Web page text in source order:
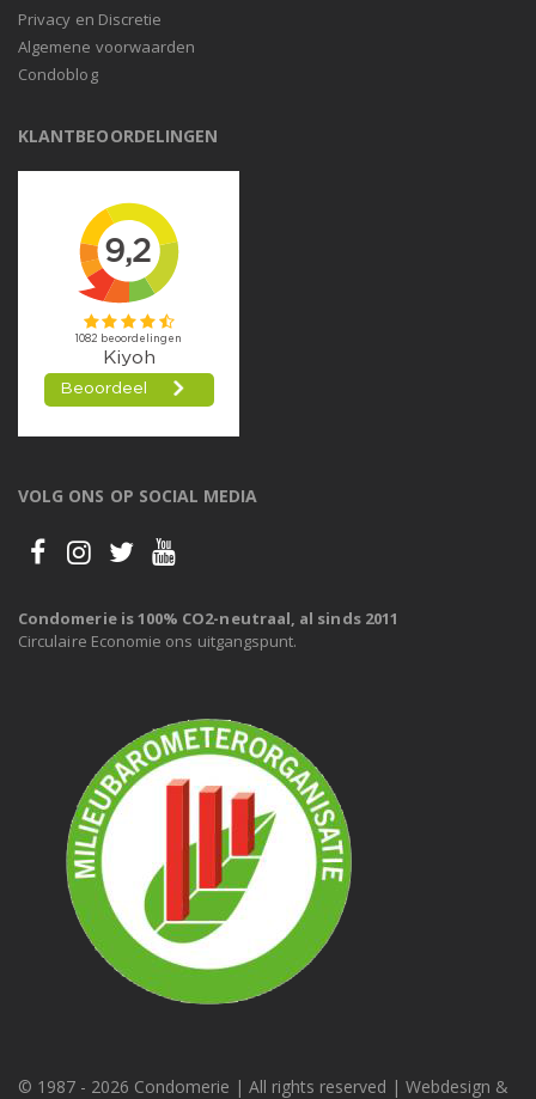
Privacy en Discretie
Algemene voorwaarden
Condoblog
KLANTBEOORDELINGEN
VOLG ONS OP SOCIAL MEDIA
Condomerie is 100% CO2-neutraal, al sinds 2011
Circulaire Economie ons uitgangspunt.
© 1987 - 2026 Condomerie | All rights reserved | Webdesign &